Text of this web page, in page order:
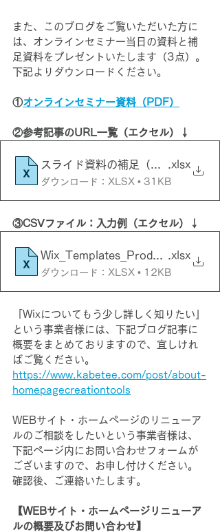
また、このブログをご覧いただいた方に
は、オンラインセミナー当日の資料と補
足資料をプレゼントいたします（3点）。
下記よりダウンロードください。
①オンラインセミナー資料（PDF）
②参考記事のURL一覧（エクセル）↓
スライド資料の補足（参考記事URL
.xlsx
ダウンロード：XLSX • 31KB
③CSVファイル：入力例（エクセル）↓
Wix_Templates_Products_CSV
.xlsx
ダウンロード：XLSX • 12KB
「Wixについてもう少し詳しく知りたい」
という事業者様には、下記ブログ記事に
概要をまとめておりますので、宜しけれ
ばご覧ください。
https://www.kabetee.com/post/about-
homepagecreationtools
WEBサイト・ホームページのリニューア
ルのご相談をしたいという事業者様は、
下記ページ内にお問い合わせフォームが
ございますので、お申し付けください。
確認後、ご連絡いたします。
【WEBサイト・ホームページリニューア
ルの概要及びお問い合わせ】